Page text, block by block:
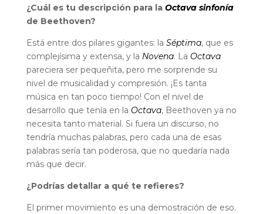
¿Cuál es tu descripción para la Octava sinfonía
de Beethoven?
Está entre dos pilares gigantes: la Séptima, que es
complejísima y extensa, y la Novena. La Octava
pareciera ser pequeñita, pero me sorprende su
nivel de musicalidad y compresión. ¡Es tanta
música en tan poco tiempo! Con el nivel de
desarrollo que tenía en la Octava, Beethoven ya no
necesita tanto material. Si fuera un discurso, no
tendría muchas palabras, pero cada una de esas
palabras sería tan poderosa, que no quedaría nada
más que decir.
¿Podrías detallar a qué te refieres?
El primer movimiento es una demostración de eso.